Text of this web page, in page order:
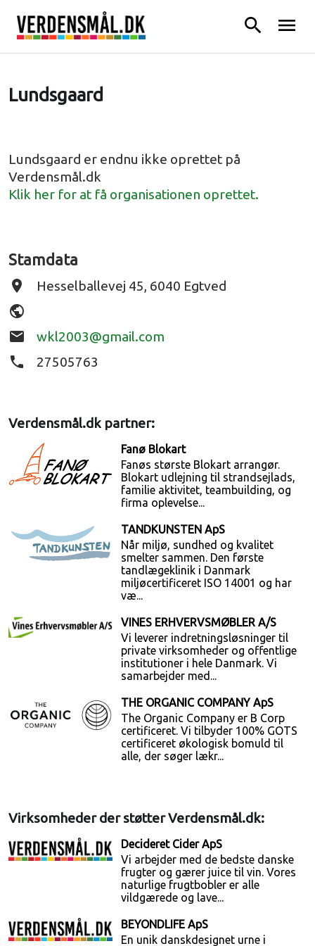
search menu
Lundsgaard
Lundsgaard er endnu ikke oprettet på
Verdensmål.dk
Klik her for at få organisationen oprettet.
Stamdata
place Hesselballevej 45, 6040 Egtved
public
email
wkl2003@gmail.com
phone 27505763
Verdensmål.dk partner:
Fanø Blokart
Fanøs største Blokart arrangør.
Blokart udlejning til strandsejlads,
familie aktivitet, teambuilding, og
firma oplevelse...
TANDKUNSTEN ApS
Når miljø, sundhed og kvalitet
smelter sammen. Den første
tandlægeklinik i Danmark
miljøcertificeret ISO 14001 og har
væ...
VINES ERHVERVSMØBLER A/S
Vi leverer indretningsløsninger til
private virksomheder og offentlige
institutioner i hele Danmark. Vi
samarbejder med...
THE ORGANIC COMPANY ApS
The Organic Company er B Corp
certificeret. Vi tilbyder 100% GOTS
certificeret økologisk bomuld til
alle, der søger lækr...
Virksomheder der støtter Verdensmål.dk:
Decideret Cider ApS
Vi arbejder med de bedste danske
frugter og gærer juice til vin. Vores
naturlige frugtbobler er alle
vildgærede og lave...
BEYONDLIFE ApS
En unik danskdesignet urne i